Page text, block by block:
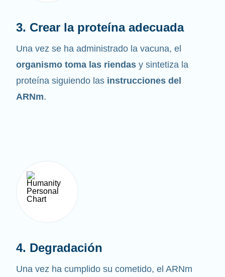
3. Crear la proteína adecuada
Una vez se ha administrado la vacuna, el
organismo toma las riendas y sintetiza la
proteína siguiendo las instrucciones del
ARNm.
4. Degradación
Una vez ha cumplido su cometido, el ARNm